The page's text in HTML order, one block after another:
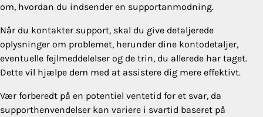
om, hvordan du indsender en supportanmodning.
Når du kontakter support, skal du give detaljerede
oplysninger om problemet, herunder dine kontodetaljer,
eventuelle fejlmeddelelser og de trin, du allerede har taget.
Dette vil hjælpe dem med at assistere dig mere effektivt.
Vær forberedt på en potentiel ventetid for et svar, da
supporthenvendelser kan variere i svartid baseret på